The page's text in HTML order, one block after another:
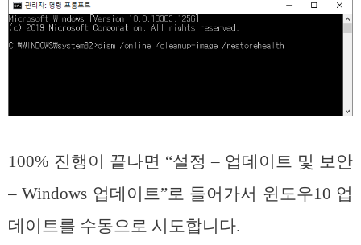
100% 진행이 끝나면 “설정 – 업데이트 및 보안
– Windows 업데이트”로 들어가서 윈도우10 업
데이트를 수동으로 시도합니다.